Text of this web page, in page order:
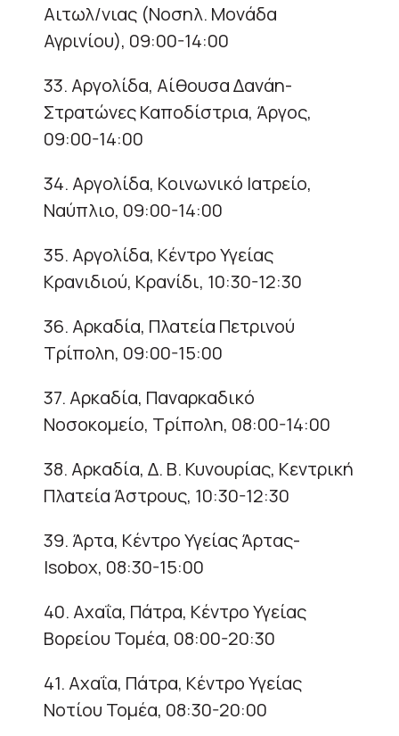
Αιτωλ/νιας (Νοσηλ. Μονάδα
Αγρινίου), 09:00-14:00
33. Αργολίδα, Αίθουσα Δανάη-
Στρατώνες Καποδίστρια, Άργος,
09:00-14:00
34. Αργολίδα, Κοινωνικό Ιατρείο,
Ναύπλιο, 09:00-14:00
35. Αργολίδα, Κέντρο Υγείας
Κρανιδιού, Κρανίδι, 10:30-12:30
36. Αρκαδία, Πλατεία Πετρινού
Τρίπολη, 09:00-15:00
37. Αρκαδία, Παναρκαδικό
Νοσοκομείο, Τρίπολη, 08:00-14:00
38. Αρκαδία, Δ. Β. Κυνουρίας, Κεντρική
Πλατεία Άστρους, 10:30-12:30
39. Άρτα, Κέντρο Υγείας Άρτας-
Isobox, 08:30-15:00
40. Αχαΐα, Πάτρα, Κέντρο Υγείας
Βορείου Τομέα, 08:00-20:30
41. Αχαΐα, Πάτρα, Κέντρο Υγείας
Νοτίου Τομέα, 08:30-20:00